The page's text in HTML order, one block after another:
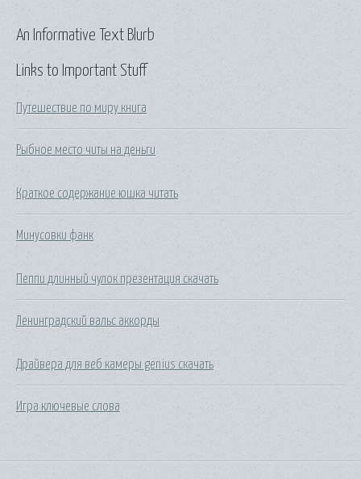
Links to Important Stuff
Путешествие по миру книга
Рыбное место читы на деньги
Краткое содержание юшка читать
Минусовки фанк
Пеппи длинный чулок презентация скачать
Ленинградский вальс аккорды
Драйвера для веб камеры genius скачать
Игра ключевые слова
An Informative Text Blurb